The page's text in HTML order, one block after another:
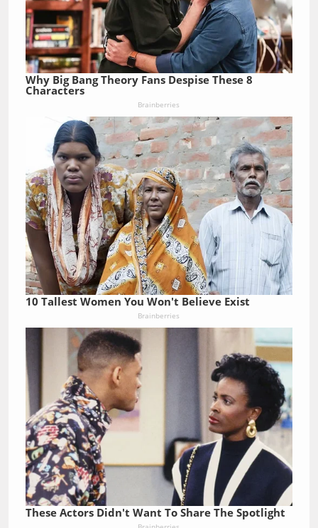
Why Big Bang Theory Fans Despise These 8
Characters
Brainberries
10 Tallest Women You Won't Believe Exist
Brainberries
These Actors Didn't Want To Share The Spotlight